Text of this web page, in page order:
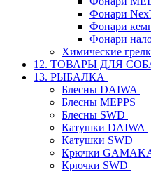
Фонари
Фонари
Фонари
Химические
12. ТОВАРЫ ДЛЯ
13. РЫБАЛКА
Блесны DAIWA
Блесны MEPPS
Блесны SWD
Катушки DAIWA
Катушки SWD
Крючки
Крючки SWD